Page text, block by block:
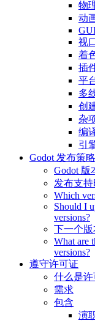
物
动
视
着
插
平
多
创
杂
编
引
Godot 发布策略
Godot 版
发布支
Which
Should I
versions?
下一个版
What are
versions?
遵守许可证
什么是许
需求
包含
演